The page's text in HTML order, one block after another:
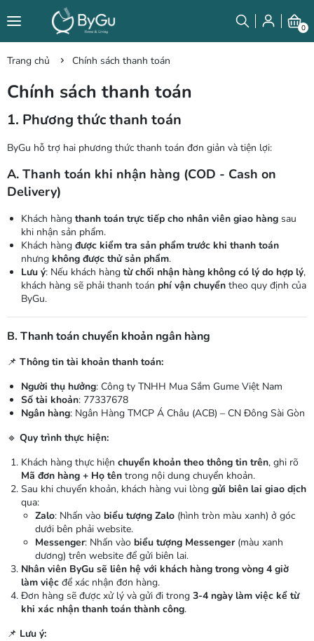
0
Trang chủ Chính sách thanh toán
Chính sách thanh toán
1. Phương thức thanh toán
ByGu hỗ trợ hai phương thức thanh toán đơn giản và tiện lợi:
A. Thanh toán khi nhận hàng (COD - Cash on
Delivery)
Khách hàng thanh toán trực tiếp cho nhân viên giao hàng sau
khi nhận sản phẩm.
Khách hàng được kiểm tra sản phẩm trước khi thanh toán
nhưng không được thử sản phẩm.
Lưu ý: Nếu khách hàng từ chối nhận hàng không có lý do hợp lý,
khách hàng sẽ phải thanh toán phí vận chuyển theo quy định của
ByGu.
B. Thanh toán chuyển khoản ngân hàng
📌 Thông tin tài khoản thanh toán:
Người thụ hưởng: Công ty TNHH Mua Sắm Gume Việt Nam
Số tài khoản: 77337678
Ngân hàng: Ngân Hàng TMCP Á Châu (ACB) – CN Đông Sài Gòn
🔹 Quy trình thực hiện:
Khách hàng thực hiện chuyển khoản theo thông tin trên, ghi rõ
Mã đơn hàng + Họ tên trong nội dung chuyển khoản.
Sau khi chuyển khoản, khách hàng vui lòng gửi biên lai giao dịch
qua:
Zalo: Nhấn vào biểu tượng Zalo (hình tròn màu xanh) ở góc
dưới bên phải website.
Messenger: Nhấn vào biểu tượng Messenger(màu xanh
dương) trên website để gửi biên lai.
Nhân viên ByGu sẽ liên hệ với khách hàng trong vòng 4 giờ
làm việc để xác nhận đơn hàng.
Đơn hàng sẽ được xử lý và gửi đi trong 3-4 ngày làm việc kể từ
khi xác nhận thanh toán thành công.
📌 Lưu ý: